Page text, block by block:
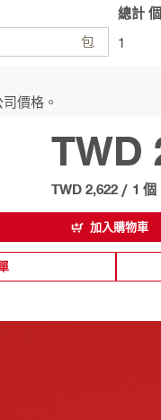
包
總計 個
1
價格。
TWD
TWD 2,622 / 1 個
加入購物車